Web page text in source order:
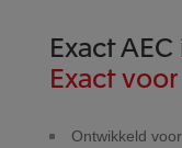
Exact
Exact
Ontwikkeld